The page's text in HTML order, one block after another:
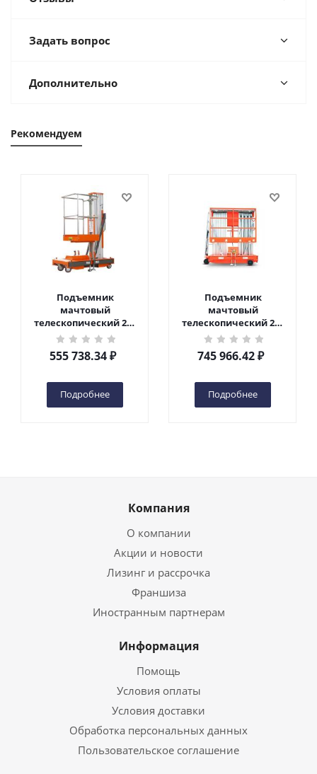
Задать вопрос
Дополнительно
Рекомендуем
Подъемник
мачтовый
телескопический 200
кг 6 м TOR GTWY6-200S
DC 2-мачтовый
(автономный) (G) в
555 738.34₽
Подробнее
Подъемник
мачтовый
телескопический 200
кг 10 м TOR GTWY10-
200S DC 2-мачтовый
(автономный) (N) в
745 966.42₽
Подробнее
Компания
О компании
Акции и новости
Лизинг и рассрочка
Франшиза
Иностранным партнерам
Информация
Помощь
Условия оплаты
Условия доставки
Обработка персональных данных
Пользовательское соглашение